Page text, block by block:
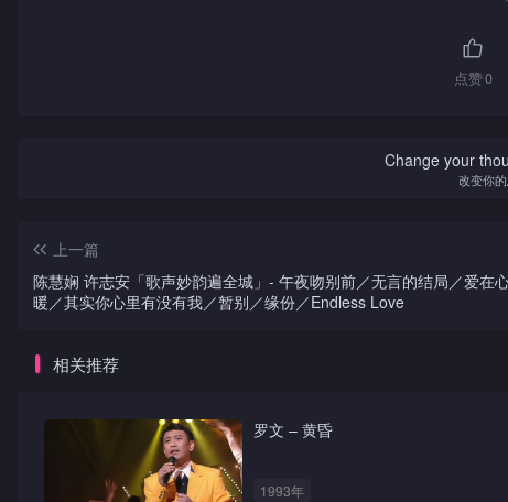
点赞0
Change your
改变你
上一篇
陈慧娴 许志安「歌声妙韵遍全城」- 午夜吻别前／无言的结局／爱在
暖／其实你心里有没有我／暂别／缘份／Endless Love
相关推荐
罗文 – 黄昏
1993年